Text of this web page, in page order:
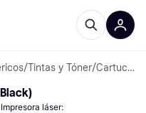
/Tintas y Tóner/ Cartuchos de Tóner
láser: